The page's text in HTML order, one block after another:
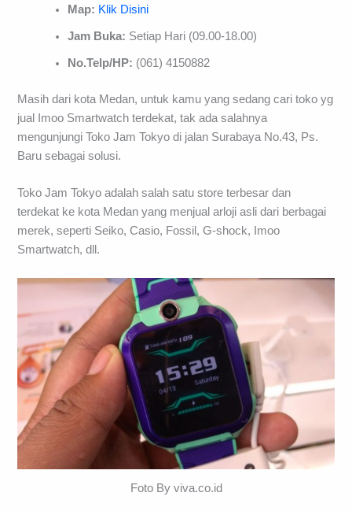
Map: Klik Disini
Jam Buka: Setiap Hari (09.00-18.00)
No.Telp/HP: (061) 4150882
Masih dari kota Medan, untuk kamu yang sedang cari toko yg
jual Imoo Smartwatch terdekat, tak ada salahnya
mengunjungi Toko Jam Tokyo di jalan Surabaya No.43, Ps.
Baru sebagai solusi.
Toko Jam Tokyo adalah salah satu store terbesar dan
terdekat ke kota Medan yang menjual arloji asli dari berbagai
merek, seperti Seiko, Casio, Fossil, G-shock, Imoo
Smartwatch, dll.
Foto By viva.co.id